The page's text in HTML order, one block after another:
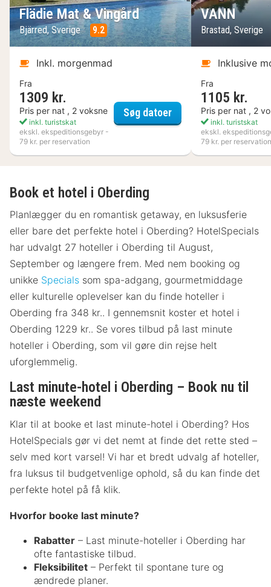
Flädie Mat & Vingård
Bjärred, Sverige 9.2
Inkl. morgenmad
Fra
1309 kr.
Pris per nat , 2 voksne
inkl. turistskat
ekskl. ekspeditionsgebyr -
79 kr. per reservation
Søg datoerFlädie Mat & Vingård
VANN
Brastad, Sverige
Inklusive
Fra
1105 kr.
Pris per nat , 2
inkl. turistskat
ekskl.
79 kr. per reservation
Book et hotel i Oberding
Planlægger du en romantisk getaway, en luksusferie
eller bare det perfekte hotel i Oberding? HotelSpecials
har udvalgt 27 hoteller i Oberding til August,
September og længere frem. Med nem booking og
unikke Specials som spa-adgang, gourmetmiddage
eller kulturelle oplevelser kan du finde hoteller i
Oberding fra 348 kr.. I gennemsnit koster et hotel i
Oberding 1229 kr.. Se vores tilbud på last minute
hoteller i Oberding, som vil gøre din rejse helt
uforglemmelig.
Last minute-hotel i Oberding – Book nu til
næste weekend
Klar til at booke et last minute-hotel i Oberding? Hos
HotelSpecials gør vi det nemt at finde det rette sted –
selv med kort varsel! Vi har et bredt udvalg af hoteller,
fra luksus til budgetvenlige ophold, så du kan finde det
perfekte hotel på få klik.
Hvorfor booke last minute?
Rabatter – Last minute-hoteller i Oberding har
ofte fantastiske tilbud.
Fleksibilitet – Perfekt til spontane ture og
ændrede planer.